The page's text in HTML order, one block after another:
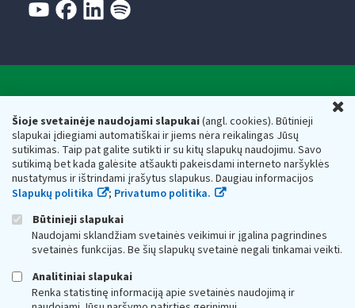
Šioje svetainėje naudojami slapukai(angl. cookies). Būtinieji
slapukai įdiegiami automatiškai ir jiems nėra reikalingas Jūsų
sutikimas. Taip pat galite sutikti ir su kitų slapukų naudojimu. Savo
sutikimą bet kada galėsite atšaukti pakeisdami interneto naršyklės
nustatymus ir ištrindami įrašytus slapukus. Daugiau informacijos
Slapukų politika
; Privatumo politika.
Būtinieji slapukai
Naudojami sklandžiam svetainės veikimui ir įgalina pagrindines
svetainės funkcijas. Be šių slapukų svetainė negali tinkamai veikti.
Analitiniai slapukai
Renka statistinę informaciją apie svetainės naudojimą ir
Respublikos finansų ministerijos
Biudžetinė įstaiga. Juridinio asmens kodas — 188659752,
adresas: Vasario 16-osios g. 14, 01107 Vilnius, Lietuva, el.paštas:
vmi@vmi.lt, E. pristatymo dėžutės adresas 188659752
Duomenys apie Valstybinę mokesčių inspekciją prie Lietuvos
Respublikos finansų ministerijos kaupiami ir saugomi Juridinių